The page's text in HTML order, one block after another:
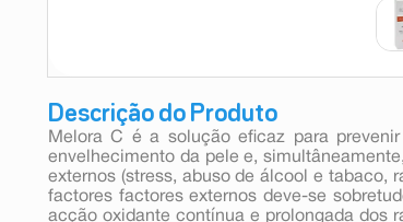
Descrição do Produto
Melora C é a solução eficaz para
envelhecimento da pele e,
externos (stress, abuso de álcool e tabaco,
factores factores externos deve-se
acção oxidante contínua e prolongada dos